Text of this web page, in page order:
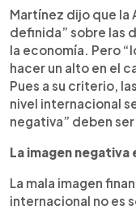
Martínez dijo que la
definida” sobre las
la economía. Pero
hacer un alto en el
Pues a su criterio,
nivel internacional
negativa” deben
La imagen
La mala imagen
internacional no es